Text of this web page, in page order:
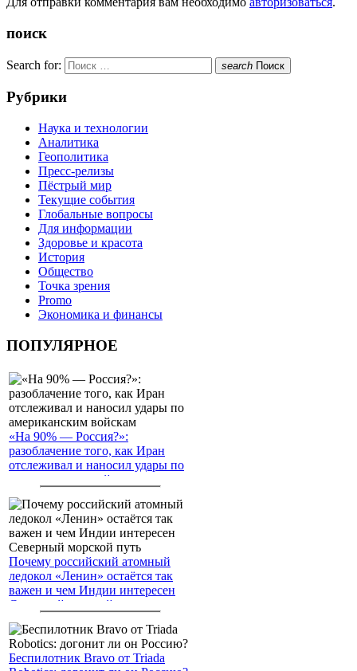
поиск
Search for: search Поиск
Рубрики
Наука и технологии
Аналитика
Геополитика
Пресс-релизы
Пёстрый мир
Текущие события
Глобальные вопросы
Для информации
Здоровье и красота
История
Общество
Точка зрения
Promo
Экономика и финансы
ПОПУЛЯРНОЕ
«На 90% — Россия?»:
разоблачение того, как Иран
отслеживал и наносил удары по
американским войскам
Почему российский атомный
ледокол «Ленин» остаётся так
важен и чем Индии интересен
Северный морской путь
Беспилотник Bravo от Triada